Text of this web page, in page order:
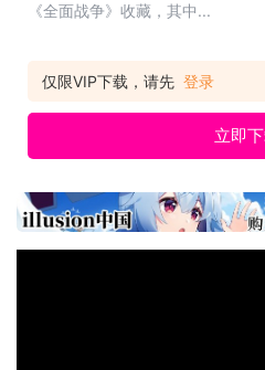
《全面战争》收藏，其中...
仅限VIP下载，请先 登录
立即